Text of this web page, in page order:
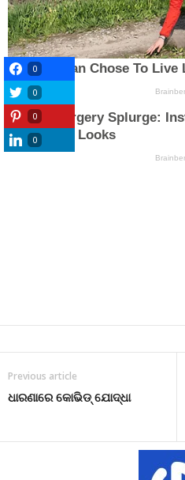
Previous article
ଧାରଣାରେ କୋଭିଡ୍ ଯୋଦ୍ଧା
0
0
0
0